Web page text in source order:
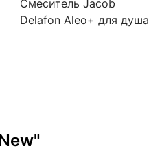
Смеситель Jacob
Delafon Aleo+ для душа